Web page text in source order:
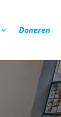
Doneren